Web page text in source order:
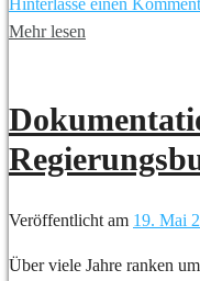
Hinterlasse einen
Mehr lesen
Veröffentlicht am 19. Mai
Über viele Jahre ranken